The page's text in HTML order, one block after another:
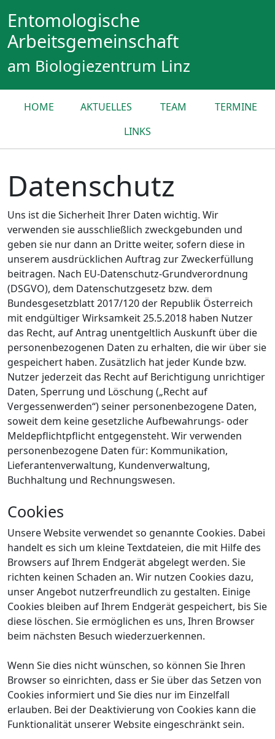
Entomologische
Arbeitsgemeinschaft
am Biologiezentrum Linz
HOME AKTUELLES TEAM
TERMINE
LINKS
Datenschutz
Uns ist die Sicherheit Ihrer Daten wichtig. Wir
verwenden sie ausschließlich zweckgebunden und
geben sie nur dann an Dritte weiter, sofern diese in
unserem ausdrücklichen Auftrag zur Zweckerfüllung
beitragen. Nach EU-Datenschutz-Grundverordnung
(DSGVO), dem Datenschutzgesetz bzw. dem
Bundesgesetzblatt 2017/120 der Republik Österreich
mit endgültiger Wirksamkeit 25.5.2018 haben Nutzer
das Recht, auf Antrag unentgeltlich Auskunft über die
personenbezogenen Daten zu erhalten, die wir über sie
gespeichert haben. Zusätzlich hat jeder Kunde bzw.
Nutzer jederzeit das Recht auf Berichtigung unrichtiger
Daten, Sperrung und Löschung („Recht auf
Vergessenwerden“) seiner personenbezogene Daten,
soweit dem keine gesetzliche Aufbewahrungs- oder
Meldepflichtpflicht entgegensteht. Wir verwenden
personenbezogene Daten für: Kommunikation,
Lieferantenverwaltung, Kundenverwaltung,
Buchhaltung und Rechnungswesen.
Cookies
Unsere Website verwendet so genannte Cookies. Dabei
handelt es sich um kleine Textdateien, die mit Hilfe des
Browsers auf Ihrem Endgerät abgelegt werden. Sie
richten keinen Schaden an. Wir nutzen Cookies dazu,
unser Angebot nutzerfreundlich zu gestalten. Einige
Cookies bleiben auf Ihrem Endgerät gespeichert, bis Sie
diese löschen. Sie ermöglichen es uns, Ihren Browser
beim nächsten Besuch wiederzuerkennen.
Wenn Sie dies nicht wünschen, so können Sie Ihren
Browser so einrichten, dass er Sie über das Setzen von
Cookies informiert und Sie dies nur im Einzelfall
erlauben. Bei der Deaktivierung von Cookies kann die
Funktionalität unserer Website eingeschränkt sein.